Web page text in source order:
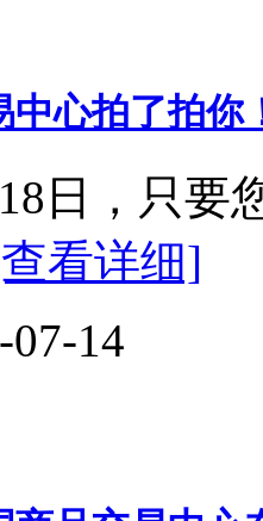
中心拍了拍你
日，只要
看详细]
07-14